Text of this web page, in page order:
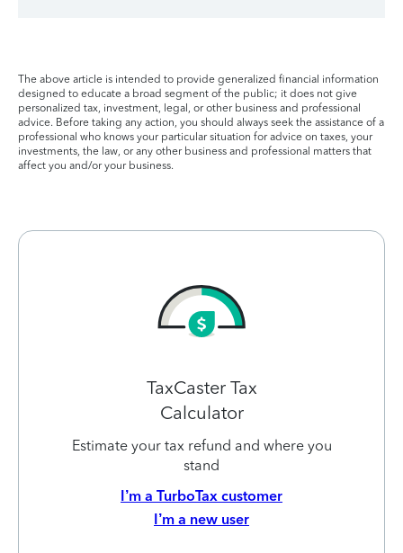
The above article is intended to provide generalized financial information
designed to educate a broad segment of the public; it does not give
personalized tax, investment, legal, or other business and professional
advice. Before taking any action, you should always seek the assistance of a
professional who knows your particular situation for advice on taxes, your
investments, the law, or any other business and professional matters that
affect you and/or your business.
TaxCaster Tax
Calculator
Estimate your tax refund and where you
stand
I’m a TurboTax customer
I’m a new user